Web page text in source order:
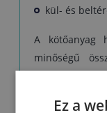
kül- és
A kötőanyag
minőségű
ellenálló,
Ez a